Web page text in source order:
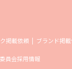
掲載依頼 ブランド掲
員会採用情報